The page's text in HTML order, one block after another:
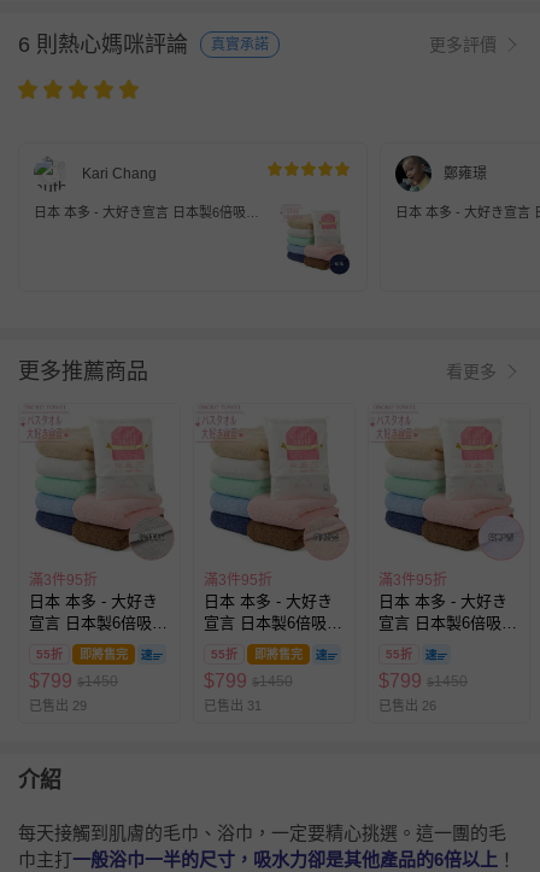
6 則熱心媽咪評論 真實承諾 更多評價
Kari Chang
日本 本多 - 大好き宣言 日本製6倍吸水
鄭雍璟
日本 本多 - 大好き宣言
更多推薦商品 看更多
滿3件95折
日本 本多 - 大好き
宣言 日本製6倍吸水
力浴巾/毛巾-珍珠灰
(60×120cm)
55折 即將售完
$799 $1450
已售出 29
滿3件95折
日本 本多 - 大好き
宣言 日本製6倍吸水
力浴巾/毛巾-肉桂杏
(60×120cm)
55折 即將售完
$799 $1450
已售出 31
滿3件95折
日本 本多 - 大好き
宣言 日本製6倍吸水
力浴巾/毛巾-紫丁香
(60×120cm)
55折
$799 $1450
已售出 26
介紹
每天接觸到肌膚的毛巾、浴巾，一定要精心挑選。這一團的毛
巾主打一般浴巾一半的尺寸，吸水力卻是其他產品的6倍以上 ！